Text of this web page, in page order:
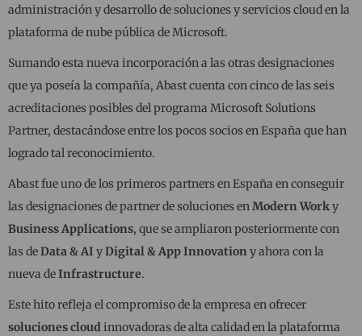
administración y desarrollo de soluciones y servicios cloud en la
plataforma de nube pública de Microsoft.
Sumando esta nueva incorporación a las otras designaciones
que ya poseía la compañía, Abast cuenta con cinco de las seis
acreditaciones posibles del programa Microsoft Solutions
Partner, destacándose entre los pocos socios en España que han
logrado tal reconocimiento.
Abast fue uno de los primeros partners en España en conseguir
las designaciones de partner de soluciones enModern Worky
Business Applications, que se ampliaron posteriormente con
las deData & AI yDigital & App Innovationy ahora con la
nueva deInfrastructure.
Este hito refleja el compromiso de la empresa en ofrecer
soluciones cloudinnovadoras de alta calidad en la plataforma